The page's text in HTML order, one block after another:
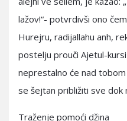
lažov!“- potvrdivši ono
Hurejru, radijallahu anh,
postelju prouči Ajetul-kursi
neprestalno će nad
se šejtan približiti sve dok
Traženje pomoći džina